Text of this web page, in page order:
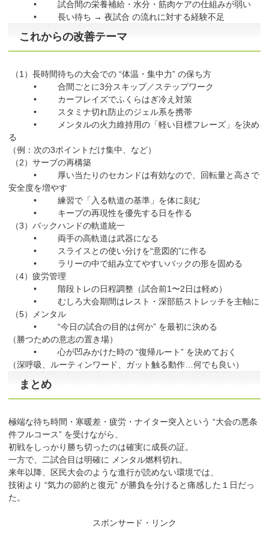
• 試合間の栄養補給・水分・筋肉ケアの仕組みが弱い
• 長い待ち → 夜試合 の流れに対する経験不足
これからの改善テーマ
（1）長時間待ちの大会での “体温・集中力” の保ち方
• 合間ごとに3分スキップ／ステップワーク
• カーフレイズでふくらはぎ冷え対策
• スタミナ切れ防止のジェル系を携帯
• メンタルの火力維持用の「軽い目標フレーズ」を決め
る
（例：次の3ポイントだけ集中、など）
（2）サーブの再構築
• 厚い当たりのセカンドは有効なので、回転量と高さで
安全度を増やす
• 練習で「入る軌道の基準」を体に刻む
• キープの再現性を優先する日を作る
（3）バックハンドの軌道統一
• 両手の高軌道は武器になる
• スライスとの使い分けを“意図的”に作る
• ラリーの中で組み立てやすいバックの形を固める
（4）疲労管理
• 階段トレの日程調整（試合前1〜2日は軽め）
• むしろ大会期間はレスト・深部筋ストレッチを主軸に
（5）メンタル
• “今日の試合の目的は何か” を最初に決める
（勝つための意志の置き場）
• 心が凹みかけた時の “復帰ルート” を決めておく
（深呼吸、ルーティンワード、ガット触る動作…何でも良い）
まとめ
極端な待ち時間・寒暖差・疲労・ナイター突入という “大会の悪条
件フルコース” を受けながら、
初戦をしっかり勝ち切ったのは確実に成長の証。
一方で、二試合目は明確に メンタル燃料切れ。
来年以降、区民大会のような進行が読めない環境では、
技術より “気力の節約と復元” が勝負を分けると痛感した１日だっ
た。
スポンサード・リンク